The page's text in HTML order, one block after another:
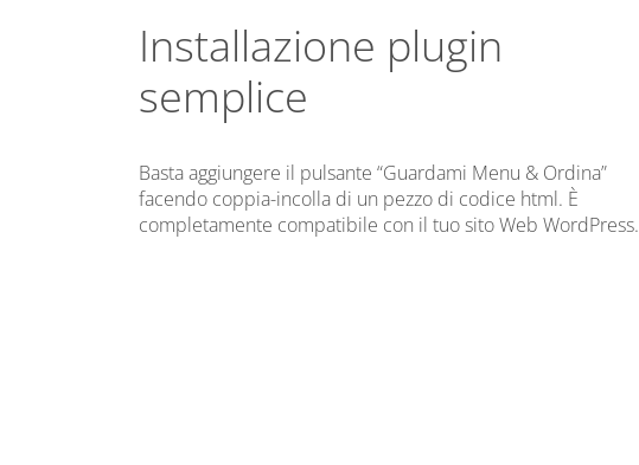
Installazione plugin
semplice
Basta aggiungere il pulsante “Guardami Menu & Ordina”
facendo coppia-incolla di un pezzo di codice html. È
completamente compatibile con il tuo sito Web WordPress.